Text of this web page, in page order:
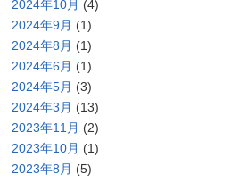
2024年10月 (4)
2024年9月 (1)
2024年8月 (1)
2024年6月 (1)
2024年5月 (3)
2024年3月 (13)
2023年11月 (2)
2023年10月 (1)
2023年8月 (5)